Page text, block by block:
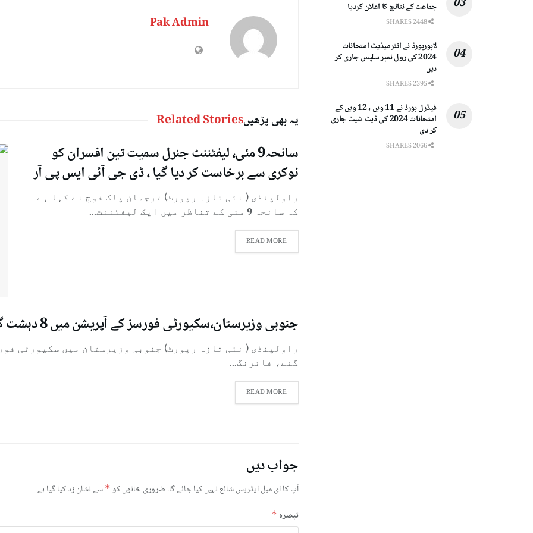
Pak Admin
یہ بھی پڑھیںRelated Stories
سانحہ9 مئی، لیفٹننٹ جنرل سمیت تین افسران کو
نوکری سے برخاست کر دیا گیا ، ڈی جی آئی ایس پی آر
راولپنڈی ( نئی تازہ رپورٹ) ترجمان پاک فوج نے کہا ہے
کہ سانحہ 9 مئی کے تناظر میں ایک لیفٹننٹ...
READ MORE
جنوبی وزیرستان،سکیورٹی فورسز کے آپریشن میں 8 دہشت گرد مارے گئے، دو بچے شہید
گئے، فائرنگ...
READ MORE
جواب دیں
آپ کا ای میل ایڈریس شائع نہیں کیا جائے گا۔ضروری خانوں کو * سے نشان زد کیا گیا ہے
تبصرہ *
جماعت کے نتائج کا اعلان کردیا
لاہوربورڈ نے انٹرمیڈیٹ امتحانات
2024 کی رول نمبر سلپس جاری کر
دیں
فیڈرل بورڈ نے 11 ویں ، 12 ویں کے
امتحانات 2024 کی ڈیٹ شیٹ جاری
کر دی